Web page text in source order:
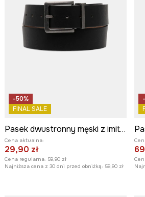
-50%
FINAL SALE
Pasek dwustronny męski z imitacji skóry
Cena aktualna:
29,90 zł
Cena regularna: 59,90 zł
Najniższa cena z 30 dni przed obniżką: 59,90 zł